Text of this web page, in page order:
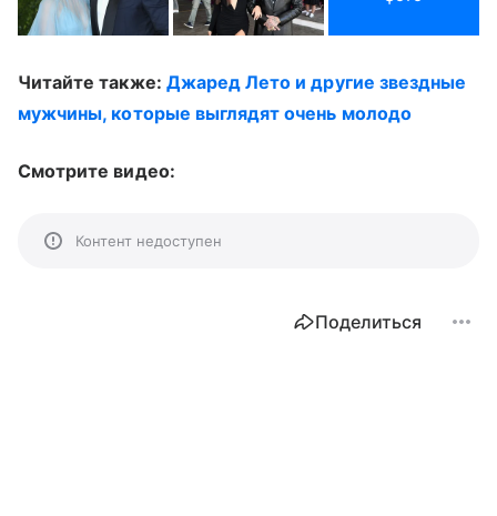
Читайте также: Джаред Лето и другие звездные
мужчины, которые выглядят очень молодо
Смотрите видео:
Контент недоступен
Поделиться